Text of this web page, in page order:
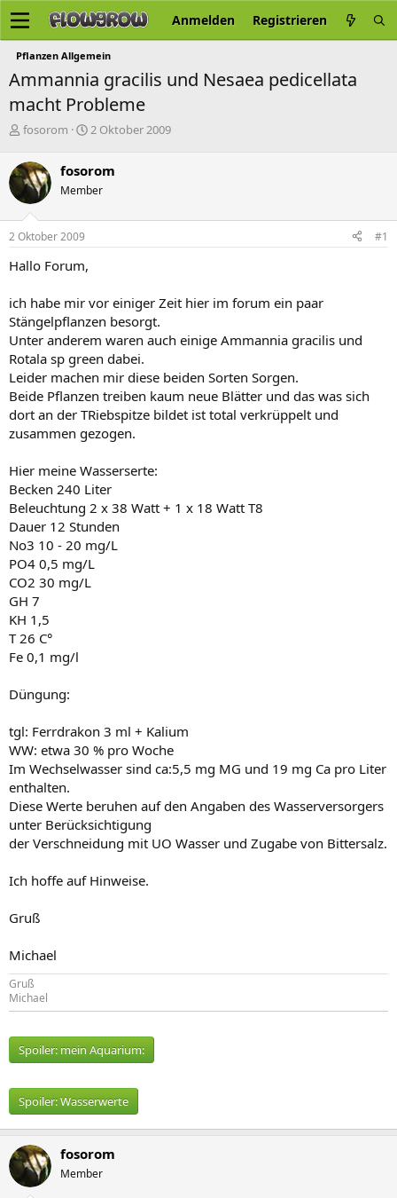
Anmelden Registrieren
Pflanzen Allgemein
Ammannia gracilis und Nesaea pedicellata
macht Probleme
E
s
t
e
l
l
e
fosorom
E
t
e
l
2 Oktober 2009
fosorom
Member
2 Oktober 2009 #1
Hallo Forum,
ich habe mir vor einiger Zeit hier im forum ein paar
Stängelpflanzen besorgt.
Unter anderem waren auch einige Ammannia gracilis und
Rotala sp green dabei.
Leider machen mir diese beiden Sorten Sorgen.
Beide Pflanzen treiben kaum neue Blätter und das was sich
dort an der TRiebspitze bildet ist total verkrüppelt und
zusammen gezogen.
Hier meine Wasserserte:
Becken 240 Liter
Beleuchtung 2 x 38 Watt + 1 x 18 Watt T8
Dauer 12 Stunden
No3 10 - 20 mg/L
PO4 0,5 mg/L
CO2 30 mg/L
GH 7
KH 1,5
T 26 C°
Fe 0,1 mg/l
Düngung:
tgl: Ferrdrakon 3 ml + Kalium
WW: etwa 30 % pro Woche
Im Wechselwasser sind ca:5,5 mg MG und 19 mg Ca pro Liter
enthalten.
Diese Werte beruhen auf den Angaben des Wasserversorgers
unter Berücksichtigung
der Verschneidung mit UO Wasser und Zugabe von Bittersalz.
Ich hoffe auf Hinweise.
Gruß
Michael
Gruß
Michael
Spoiler: mein Aquarium:
Spoiler:Wasserwerte
fosorom
Member